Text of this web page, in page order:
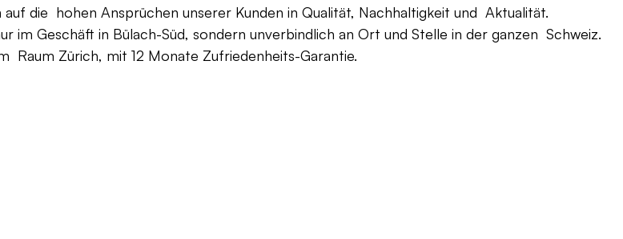
die hohen Ansprüchen unserer Kunden in Qualität, Nachhaltigkeit und Aktualität.
Geschäft in Bülach-Süd, sondern unverbindlich an Ort und Stelle in der ganzen Schweiz.
Zürich, mit 12 Monate Zufriedenheits-Garantie.